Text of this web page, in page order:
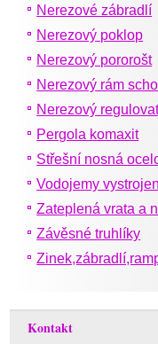
Nerezové zábradlí
Nerezový poklop
Nerezový pororošt
Nerezový rám
Nerezový
Pergola komaxit
Střešní nosná
Vodojemy
Zateplená vrata a
Závěsné truhlíky
Kontakt